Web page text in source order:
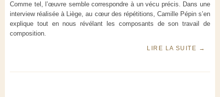
Comme tel, l’œuvre semble correspondre à un vécu précis. Dans une
interview réalisée à Liège, au cœur des répétitions, Camille Pépin s’en
explique tout en nous révélant les composants de son travail de
composition.
LIRE LA SUITE →